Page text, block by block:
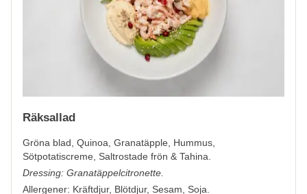
Räksallad
Gröna blad, Quinoa, Granatäpple, Hummus,
Sötpotatiscreme, Saltrostade frön & Tahina.
Dressing: Granatäppelcitronette.
Allergener: Kräftdjur, Blötdjur, Sesam, Soja.